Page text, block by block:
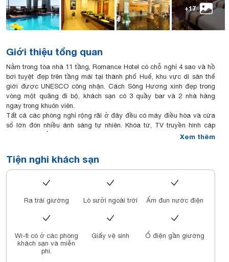
+17
Giới thiệu tổng quan
Nằm trong tòa nhà 11 tầng, Romance Hotel có chỗ nghỉ 4 sao và hồ
bơi tuyệt đẹp trên tầng mái tại thành phố Huế, khu vực di sản thế
giới được UNESCO công nhận. Cách Sông Hương xinh đẹp trong
vòng một quãng đi bộ, khách sạn có 3 quầy bar và 2 nhà hàng
ngay trong khuôn viên.
Tất cả các phòng nghỉ rộng rãi ở đây đều có máy điều hòa và cửa
sổ lớn đón nhiều ánh sáng tự nhiên. Khóa từ, TV truyền hình cáp
màn hình phẳng và tủ lạnh mini cũng được trang bị trong phòng.
ngồi. Phòng tắm riêng được trang bị tiện nghi vòi sen và máy sấy
tóc. Áo choàng tắm, dép đi trong phòng và đồ vệ sinh cá nhân miễn
phí cũng được cung cấp.
Chợ Đông Ba và Cầu Trường Tiền đều nằm trong bán kính 1 km từ
nhất là sân bay Phú Bài, cách chỗ nghỉ 14 km.
Romance Spa hoặc rèn luyện sức khoẻ ở trung tâm thể dục. Khách
sạn cũng có lễ tân 24 giờ và cung cấp dịch vụ đưa đón sân bay
kèm phụ phí.
Nằm ở tầng 1, Lucky Plaza phục vụ một loạt món ăn Việt Nam và
Xem thêm
Tiện nghi khách sạn
Ra trải giường Lò sưởi ngoài trời Ấm đun nước điện
Wi-fi có ở các phòng
khách sạn và miễn
phí.
Giấy vệ sinh Ổ điện gần giường